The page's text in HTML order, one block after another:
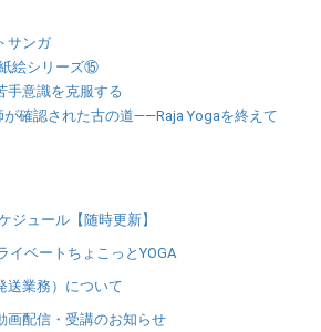
サンガ
紙絵シリーズ⑮
手意識を克服する
確認された古の道――Raja Yogaを終えて
ジュール【随時更新】
イベートちょこっとYOGA
送業務）について
画配信・受講のお知らせ